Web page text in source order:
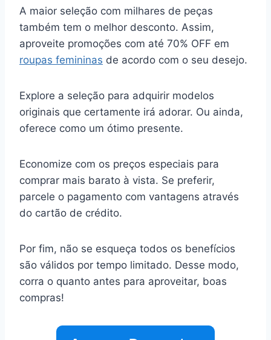
A maior seleção com milhares de peças
também tem o melhor desconto. Assim,
aproveite promoções com até 70% OFF em
roupas femininas de acordo com o seu desejo.
Explore a seleção para adquirir modelos
originais que certamente irá adorar. Ou ainda,
oferece como um ótimo presente.
Economize com os preços especiais para
comprar mais barato à vista. Se preferir,
parcele o pagamento com vantagens através
do cartão de crédito.
Por fim, não se esqueça todos os benefícios
são válidos por tempo limitado. Desse modo,
corra o quanto antes para aproveitar, boas
compras!